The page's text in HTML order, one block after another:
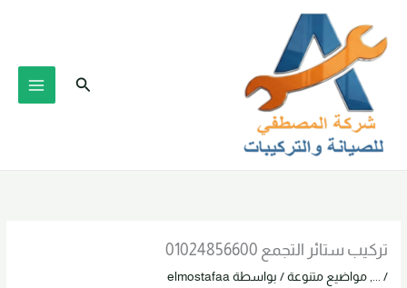
المحتوى
البحث
تركيب ستائر التجمع 01024856600
/
,مواضيع متنوعة / بواسطة elmostafaa